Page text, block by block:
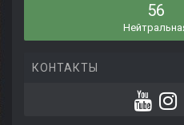
56
КОНТАКТЫ